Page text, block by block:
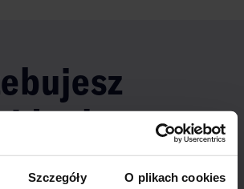
Szczegóły O plikach cookies